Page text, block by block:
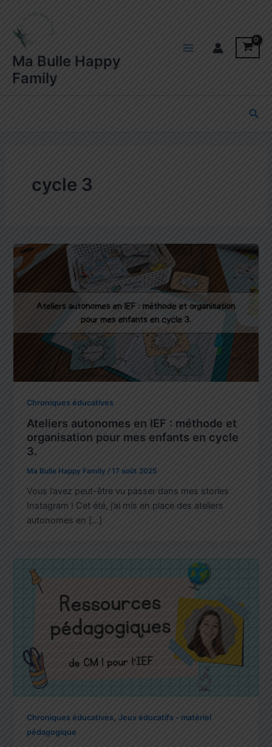
contenu
Ma Bulle Happy
Family
cycle 3
Chroniques éducatives
Ateliers autonomes en IEF : méthode et
organisation pour mes enfants en cycle
3.
Ma Bulle Happy Family/17 août 2025
Vous l’avez peut-être vu passer dans mes stories
Instagram ! Cet été, j’ai mis en place des ateliers
autonomes en […]
Chroniques éducatives,Jeux éducatifs - matériel
pédagogique